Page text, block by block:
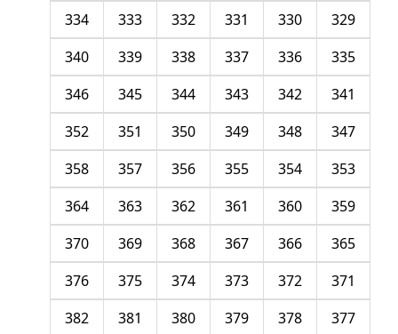
329
330
331
332
333
334
335
336
337
338
339
340
341
342
343
344
345
346
347
348
349
350
351
352
353
354
355
356
357
358
359
360
361
362
363
364
365
366
367
368
369
370
371
372
373
374
375
376
377
378
379
380
381
382